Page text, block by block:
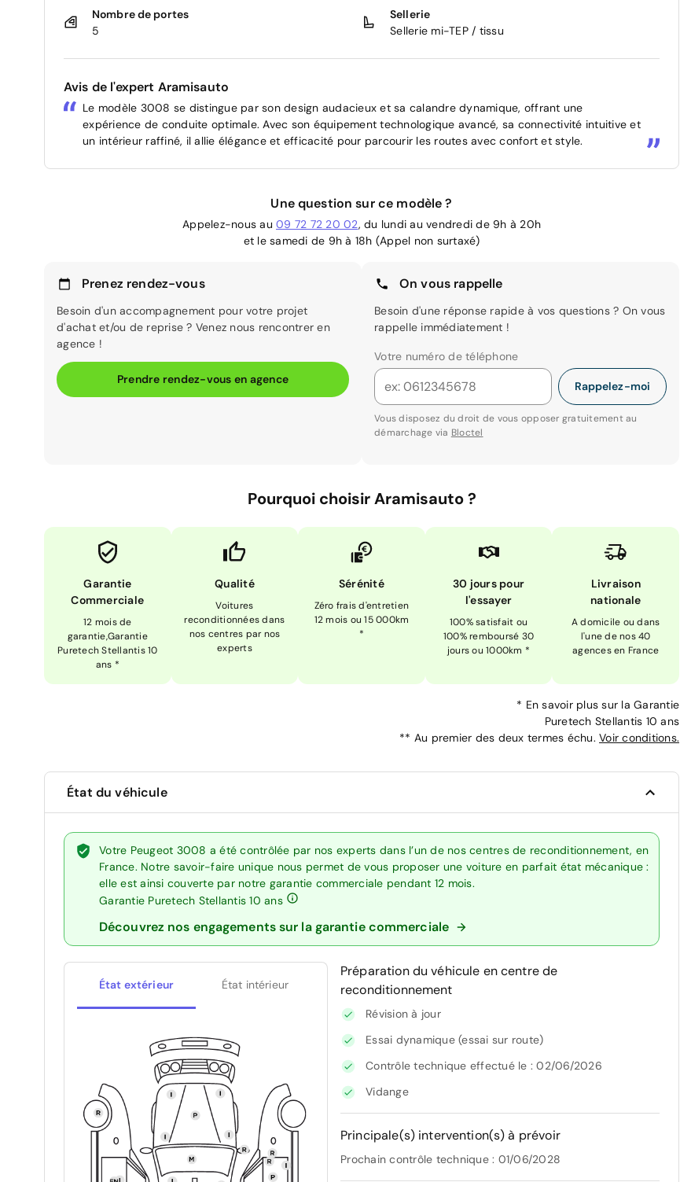
Nombre de portes
5
Sellerie
Sellerie mi-TEP / tissu
Avis de l'expert Aramisauto
Le modèle 3008 se distingue par son design audacieux et sa calandre dynamique, offrant une
expérience de conduite optimale. Avec son équipement technologique avancé, sa connectivité intuitive et
un intérieur raffiné, il allie élégance et efficacité pour parcourir les routes avec confort et style.
Une question sur ce modèle ?
Appelez-nous au 09 72 72 20 02, du lundi au vendredi de 9h à 20h
et le samedi de 9h à 18h (Appel non surtaxé)
Prenez rendez-vous
Besoin d'un accompagnement pour votre projet
d'achat et/ou de reprise ? Venez nous rencontrer en
agence !
Prendre rendez-vous en agence
On vous rappelle
Besoin d'une réponse rapide à vos questions ? On vous
rappelle immédiatement !
Votre numéro de téléphone
Rappelez-moi
Vous disposez du droit de vous opposer gratuitement au
démarchage via Bloctel
Pourquoi choisir Aramisauto ?
Garantie
Commerciale
12 mois de
garantie,Garantie
Puretech Stellantis 10
ans *
Qualité
Voitures
reconditionnées dans
nos centres par nos
experts
Sérénité
Zéro frais d'entretien
12 mois ou 15 000km
*
30 jours pour
l'essayer
100% satisfait ou
100% remboursé 30
jours ou 1000km *
Livraison
nationale
A domicile ou dans
l'une de nos 40
agences en France
* En savoir plus sur la Garantie
Puretech Stellantis 10 ans
** Au premier des deux termes échu. Voir conditions.
État du véhicule
Votre Peugeot 3008 a été contrôlée par nos experts dans l’un de nos centres de reconditionnement, en
France. Notre savoir-faire unique nous permet de vous proposer une voiture en parfait état mécanique :
elle est ainsi couverte par notre garantie commerciale pendant 12 mois.
Garantie Puretech Stellantis 10 ans
Découvrez nos engagements sur la garantie commerciale
État extérieur État intérieur
Préparation du véhicule en centre de
reconditionnement
Révision à jour
Essai dynamique (essai sur route)
Contrôle technique effectué le : 02/06/2026
Vidange
Principale(s) intervention(s) à prévoir
Prochain contrôle technique : 01/06/2028